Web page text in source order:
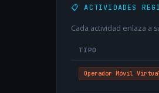
📋 ACTIVIDADES
Cada actividad enlaza a
TIPO
Operador Móvil